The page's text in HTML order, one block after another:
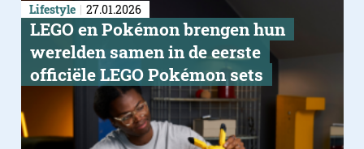
Lifestyle 27.01.2026
LEGO en Pokémon brengen hun
werelden samen in de eerste
officiële LEGO Pokémon sets